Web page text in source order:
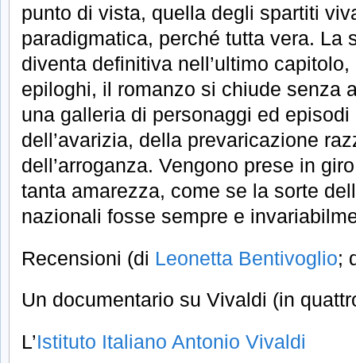
punto di vista, quella degli spartiti
paradigmatica, perché tutta vera. La
diventa definitiva nell’ultimo
epiloghi, il romanzo si chiude senza
una galleria di personaggi ed
dell’avarizia, della prevaricazione
dell’arroganza. Vengono prese in
tanta amarezza, come se la sorte
nazionali fosse sempre e
Recensioni (di Leonetta Bentivoglio;
Un documentario su Vivaldi (in
L’Istituto Italiano Antonio Vivaldi